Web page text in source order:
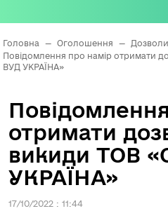
Головна — Оголошення — Дозволи
Повідомлення про намір отримати
ВУД УКРАЇНА»
отримати
викиди ТОВ
УКРАЇНА»
17/10/2022 : 11:44